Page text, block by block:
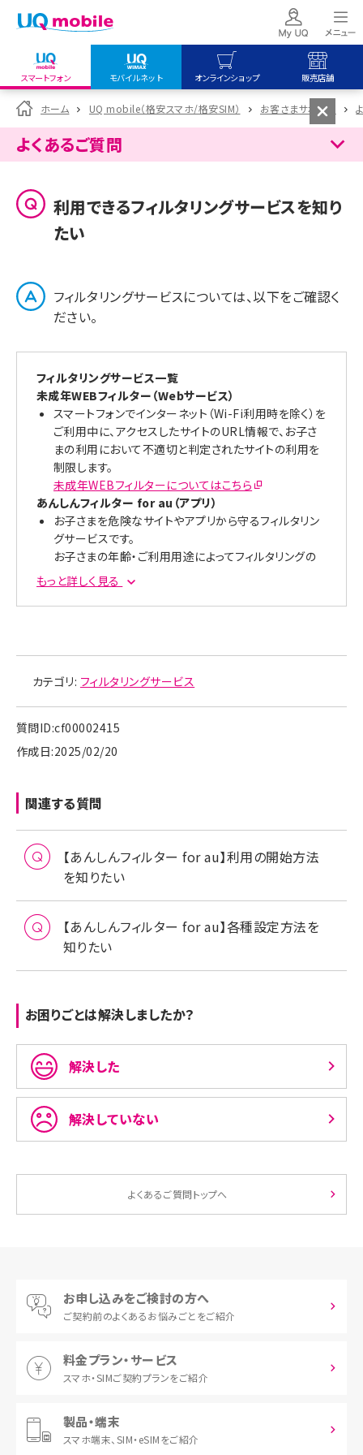
スマートフォン モバイルネット オンラインショップ 販売店舗
my UQ WiMAX
UQ WiMAX ご契約の方
My UQ mobile
UQ mobile
データチャージサイト
UQ mobile
オンラインショップ
UQ WiMAX
UQ mobile
販売店舗
UQ WiMAX
ホーム UQ mobile（格安スマホ/格安SIM） お客さまサポート
よくあるご質問
利用できるフィルタリングサービスを知り
たい
フィルタリングサービスについては、以下をご確認く
ださい。
フィルタリングサービス一覧
未成年WEBフィルター（Webサービス）
スマートフォンでインターネット（Wi-Fi利用時を除く）を
ご利用中に、アクセスしたサイトのURL情報で、お子さ
まの利用において不適切と判定されたサイトの利用を
制限します。
未成年WEBフィルターについてはこちら
あんしんフィルター for au（アプリ）
お子さまを危険なサイトやアプリから守るフィルタリン
グサービスです。
お子さまの年齢・ご利用用途によってフィルタリングの
強度を設定できます。
さらに、利用時間帯の設定もできるので、つかいすぎも
防ぎます。
スクリーンタイムはiOS12以降でご利用いただける
ことができます。
スクリーンタイム（iOS）についてはこちら
るGoogleの機能です。
の利用やインストールを制限することができます。
ファミリーリンクについてはこちら
もっと詳しく見る
カテゴリ: フィルタリングサービス
質問ID:cf00002415
作成日:2025/02/20
関連する質問
【あんしんフィルター for au】利用の開始方法
を知りたい
【あんしんフィルター for au】各種設定方法を
知りたい
お困りごとは解決しましたか？
解決した
解決していない
よくあるご質問トップへ
お申し込みをご検討の方へ
ご契約前のよくあるお悩みごとをご紹介
料金プラン・サービス
スマホ・SIMご契約プランをご紹介
製品・端末
スマホ端末、 SIM・eSIMをご紹介